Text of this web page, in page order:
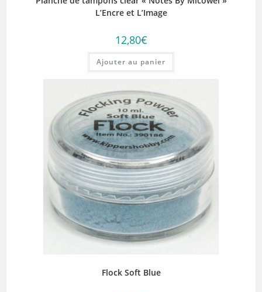
L’Encre et L’Image
12,80€
Ajouter au panier
Flock Soft Blue